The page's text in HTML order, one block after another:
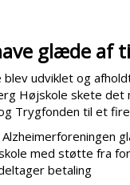
glæde af
blev udviklet og
Højskole skete
Trygfonden til et
med støtte fra
betaling